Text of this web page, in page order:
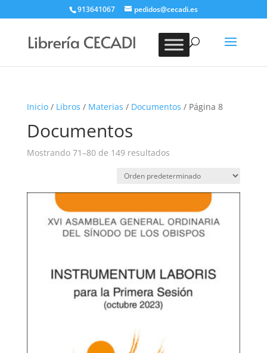
913641067 pedidos@cecadi.es
BUSCAR
Inicio/ Libros / Materias / Documentos / Página 8
Documentos
Mostrando 71–80 de 149 resultados